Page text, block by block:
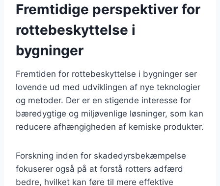
Fremtidige perspektiver for
rottebeskyttelse i
bygninger
Fremtiden for rottebeskyttelse i bygninger ser
lovende ud med udviklingen af nye teknologier
og metoder. Der er en stigende interesse for
bæredygtige og miljøvenlige løsninger, som kan
reducere afhængigheden af kemiske produkter.
Forskning inden for skadedyrsbekæmpelse
fokuserer også på at forstå rotters adfærd
bedre, hvilket kan føre til mere effektive